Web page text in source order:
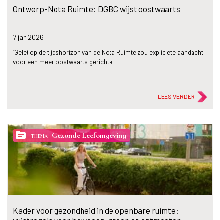
Ontwerp-Nota Ruimte: DGBC wijst oostwaarts
7 jan 2026
“Gelet op de tijdshorizon van de Nota Ruimte zou expliciete aandacht
voor een meer oostwaarts gerichte…
LEES VERDER
topic THEMA Gezonde Leefomgeving
Kader voor gezondheid in de openbare ruimte: